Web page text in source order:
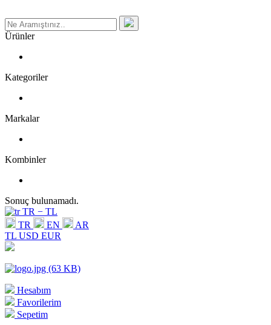
Ürünler
Kategoriler
Markalar
Kombinler
Sonuç bulunamadı.
TR − TL
TR
EN
AR
TL USD EUR
Hesabım
Favorilerim
Sepetim